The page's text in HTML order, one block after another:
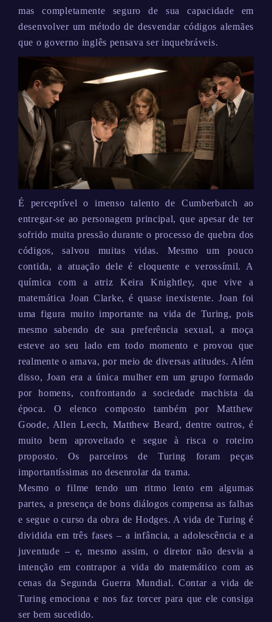
mas completamente seguro de sua capacidade em
desenvolver um método de desvendar códigos alemães
que o governo inglês pensava ser inquebráveis.
É perceptível o imenso talento de Cumberbatch ao
entregar-se ao personagem principal, que apesar de ter
sofrido muita pressão durante o processo de quebra dos
códigos, salvou muitas vidas. Mesmo um pouco
contida, a atuação dele é eloquente e verossímil. A
química com a atriz Keira Knightley, que vive a
matemática Joan Clarke, é quase inexistente. Joan foi
uma figura muito importante na vida de Turing, pois
mesmo sabendo de sua preferência sexual, a moça
esteve ao seu lado em todo momento e provou que
realmente o amava, por meio de diversas atitudes. Além
disso, Joan era a única mulher em um grupo formado
por homens, confrontando a sociedade machista da
época. O elenco composto também por Matthew
Goode, Allen Leech, Matthew Beard, dentre outros, é
muito bem aproveitado e segue à risca o roteiro
proposto. Os parceiros de Turing foram peças
importantíssimas no desenrolar da trama.
Mesmo o filme tendo um ritmo lento em algumas
partes, a presença de bons diálogos compensa as falhas
e segue o curso da obra de Hodges. A vida de Turing é
dividida em três fases – a infância, a adolescência e a
juventude – e, mesmo assim, o diretor não desvia a
intenção em contrapor a vida do matemático com as
cenas da Segunda Guerra Mundial. Contar a vida de
Turing emociona e nos faz torcer para que ele consiga
ser bem sucedido.